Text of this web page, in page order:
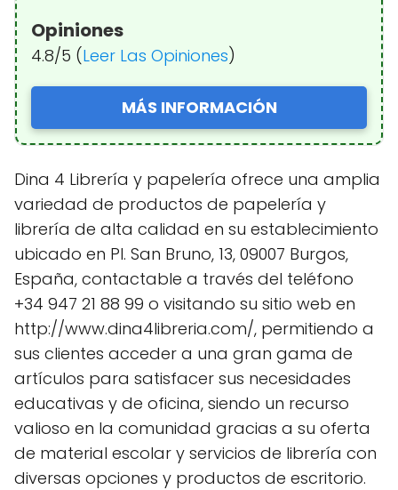
Opiniones
4.8/5 (Leer Las Opiniones)
MÁS INFORMACIÓN
Dina 4 Librería y papelería ofrece una amplia
variedad de productos de papelería y
librería de alta calidad en su establecimiento
ubicado en Pl. San Bruno, 13, 09007 Burgos,
España, contactable a través del teléfono
+34 947 21 88 99 o visitando su sitio web en
http://www.dina4libreria.com/, permitiendo a
sus clientes acceder a una gran gama de
artículos para satisfacer sus necesidades
educativas y de oficina, siendo un recurso
valioso en la comunidad gracias a su oferta
de material escolar y servicios de librería con
diversas opciones y productos de escritorio.